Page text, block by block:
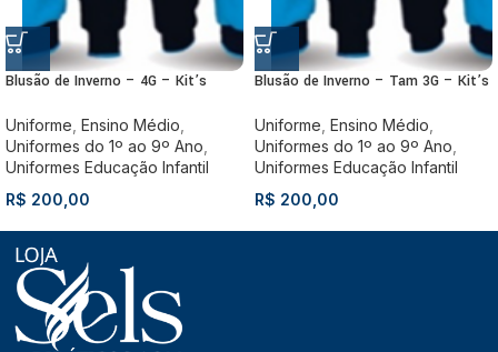
Blusão de Inverno – 4G – Kit’s
Uniforme Ensino Médio
Uniformes do 1º ao 9º Ano
Uniformes Educação Infantil
R$ 200,00
Blusão de Inverno – Tam 3G – Kit’s
Uniforme Ensino Médio
Uniformes do 1º ao 9º Ano
Uniformes Educação Infantil
R$ 200,00